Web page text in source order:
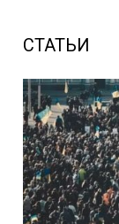
СТАТЬИ